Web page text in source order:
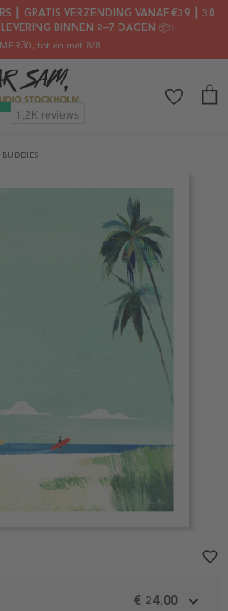
┃ GRATIS VERZENDING VANAF €39 ┃ 30
BINNEN 2–7 DAGEN 📦✨
, tot en met 8/8
BUDDIES
€ 24,00
favorite_border